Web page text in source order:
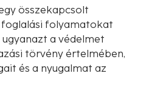
összekapcsolt
folyamatokat
a védelmet
törvény értelmében,
és a nyugalmat az